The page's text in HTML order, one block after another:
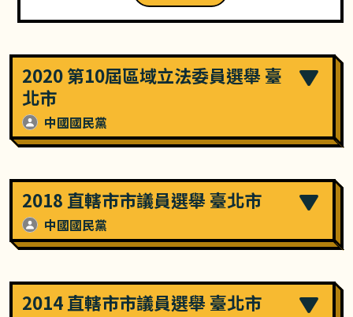
2020 第10屆區域立法委員選舉 臺
北市
中國國民黨
2018 直轄市市議員選舉 臺北市
中國國民黨
2014 直轄市市議員選舉 臺北市